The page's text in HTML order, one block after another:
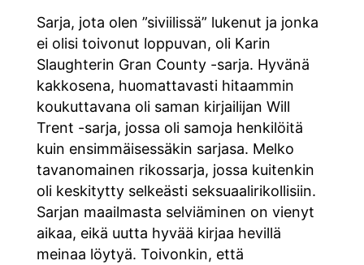
Sarja, jota olen ”siviilissä” lukenut ja jonka
ei olisi toivonut loppuvan, oli Karin
Slaughterin Gran County -sarja. Hyvänä
kakkosena, huomattavasti hitaammin
koukuttavana oli saman kirjailijan Will
Trent -sarja, jossa oli samoja henkilöitä
kuin ensimmäisessäkin sarjasa. Melko
tavanomainen rikossarja, jossa kuitenkin
oli keskitytty selkeästi seksuaalirikollisiin.
Sarjan maailmasta selviäminen on vienyt
aikaa, eikä uutta hyvää kirjaa hevillä
meinaa löytyä. Toivonkin, että